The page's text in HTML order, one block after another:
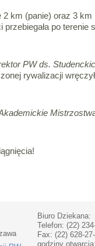
km (panie) oraz 3
po terenie
PW ds.
rywalizacji
Biuro Dziekana:
Telefon: (22)
Fax: (22) 628-
godziny